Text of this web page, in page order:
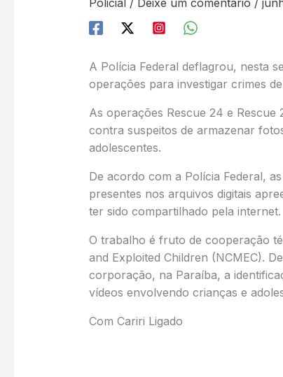
Policial/ Deixe um comentário /
A Polícia Federal deflagrou, nesta
operações para investigar crimes
As operações Rescue 24 e
contra suspeitos de armazenar
adolescentes.
De acordo com a Polícia Federal,
presentes nos arquivos digitais
ter sido compartilhado pela internet.
O trabalho é fruto de cooperação
and Exploited Children (NCMEC).
corporação, na Paraíba, a
vídeos envolvendo crianças e
Com Cariri Ligado